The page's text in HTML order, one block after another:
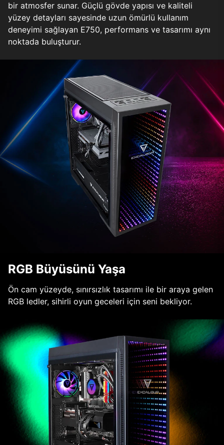
bir atmosfer sunar. Güçlü gövde yapısı ve kaliteli
yüzey detayları sayesinde uzun ömürlü kullanım
deneyimi sağlayan E750, performans ve tasarımı aynı
noktada buluşturur.
RGB Büyüsünü Yaşa
Ön cam yüzeyde, sınırsızlık tasarımı ile bir araya gelen
RGB ledler, sihirli oyun geceleri için seni bekliyor.